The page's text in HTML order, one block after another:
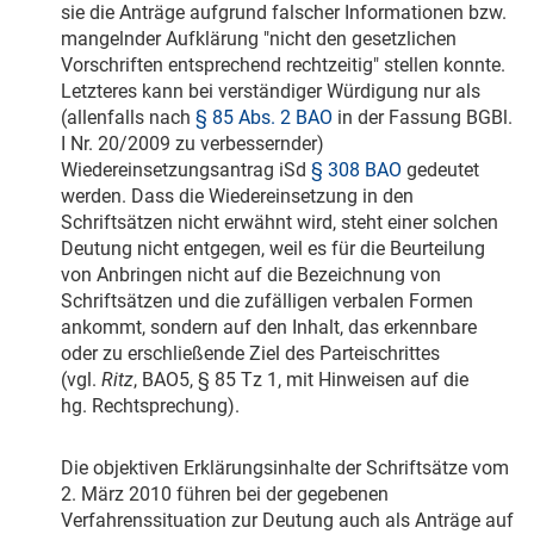
sie die Anträge aufgrund falscher Informationen bzw.
mangelnder Aufklärung "nicht den gesetzlichen
Vorschriften entsprechend rechtzeitig" stellen konnte.
Letzteres kann bei verständiger Würdigung nur als
(allenfalls nach § 85 Abs. 2 BAO in der Fassung BGBl.
I Nr. 20/2009 zu verbessernder)
Wiedereinsetzungsantrag iSd § 308 BAO gedeutet
werden. Dass die Wiedereinsetzung in den
Schriftsätzen nicht erwähnt wird, steht einer solchen
Deutung nicht entgegen, weil es für die Beurteilung
von Anbringen nicht auf die Bezeichnung von
Schriftsätzen und die zufälligen verbalen Formen
ankommt, sondern auf den Inhalt, das erkennbare
oder zu erschließende Ziel des Parteischrittes
(vgl. Ritz, BAO5, § 85 Tz 1, mit Hinweisen auf die
hg. Rechtsprechung).
Die objektiven Erklärungsinhalte der Schriftsätze vom
2. März 2010 führen bei der gegebenen
Verfahrenssituation zur Deutung auch als Anträge auf